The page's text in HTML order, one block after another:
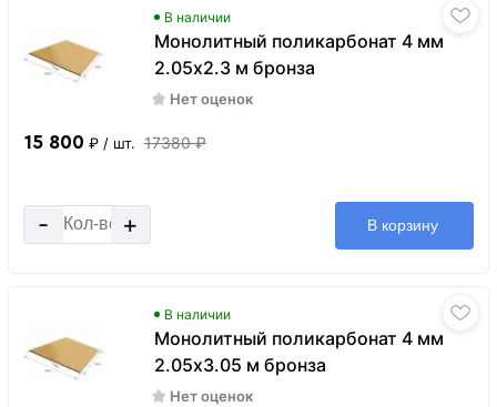
В наличии
Монолитный поликарбонат 4 мм
2.05х2.3 м бронза
Нет оценок
15 800 ₽ / шт. 17380 ₽
- + В корзину
В наличии
Монолитный поликарбонат 4 мм
2.05х3.05 м бронза
Нет оценок